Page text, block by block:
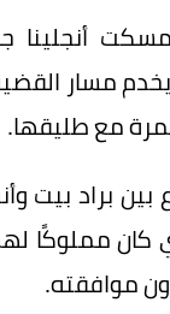
أنجلينا
مسار
مع طليقها.
كان مملوكًا
موافقته.